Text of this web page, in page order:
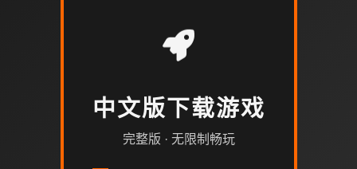
中文版下载游戏
完整版 · 无限制畅玩